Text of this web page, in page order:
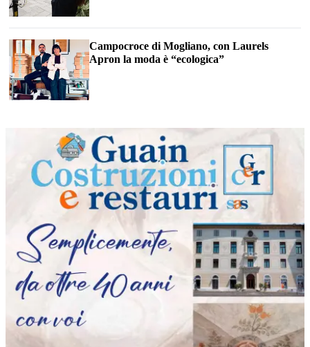
Campocroce di Mogliano, con Laurels
Apron la moda è “ecologica”